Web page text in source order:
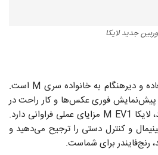
جدید لایکا
این دوربین افزوده‌ای فوق‌العاده و دیرهنگام به خانواده‌ سری M است.
پیش‌نمایش فوری عکس‌ها و کار راحت در
شرایط نوری گوناگون هستید، لایکا M EV1 مزایای عملی فراوانی دارد.
و کنترل دستی را ترجیح می‌دهید و
رنج‌فایندر برای شماست.